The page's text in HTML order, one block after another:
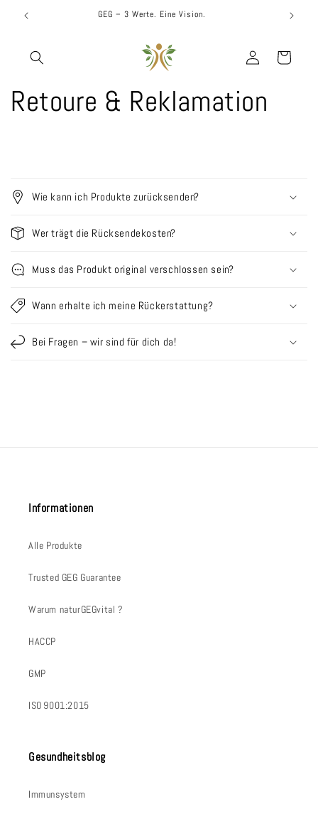
Direkt
GEG – 3 Werte. Eine Vision.
Einloggen Warenkorb
Retoure & Reklamation
n
k
l
a
p
p
b
a
r
Wie kann ich Produkte zurücksenden?
Wer trägt die Rücksendekosten?
Muss das Produkt original verschlossen sein?
Wann erhalte ich meine Rückerstattung?
Bei Fragen – wir sind für dich da!
Informationen
Alle Produkte
Trusted GEG Guarantee
Warum naturGEGvital ?
HACCP
GMP
ISO 9001:2015
Gesundheitsblog
Immunsystem